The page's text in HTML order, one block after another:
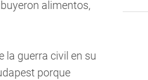
alimentos,
la guerra civil en su
porque